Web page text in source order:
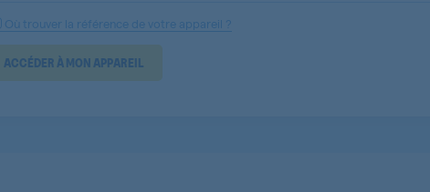
Où trouver la référence de votre appareil ?
ACCÉDER À MON APPAREIL